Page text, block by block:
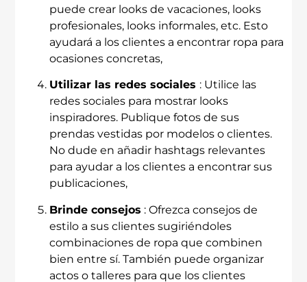
puede crear looks de vacaciones, looks
profesionales, looks informales, etc. Esto
ayudará a los clientes a encontrar ropa para
ocasiones concretas,
Utilizar las redes sociales : Utilice las
redes sociales para mostrar looks
inspiradores. Publique fotos de sus
prendas vestidas por modelos o clientes.
No dude en añadir hashtags relevantes
para ayudar a los clientes a encontrar sus
publicaciones,
Brinde consejos : Ofrezca consejos de
estilo a sus clientes sugiriéndoles
combinaciones de ropa que combinen
bien entre sí. También puede organizar
actos o talleres para que los clientes